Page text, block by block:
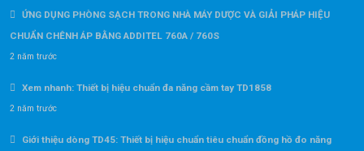
ỨNG DỤNG PHÒNG SẠCH TRONG NHÀ MÁY DƯỢC VÀ GIẢI PHÁP HIỆU
CHUẨN CHÊNH ÁP BẰNG ADDITEL 760A / 760S
2 năm trước
Xem nhanh: Thiết bị hiệu chuẩn đa năng cầm tay TD1858
2 năm trước
Giới thiệu dòng TD45: Thiết bị hiệu chuẩn tiêu chuẩn đồng hồ đo năng